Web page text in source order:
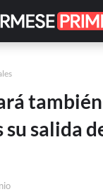
también
su salida